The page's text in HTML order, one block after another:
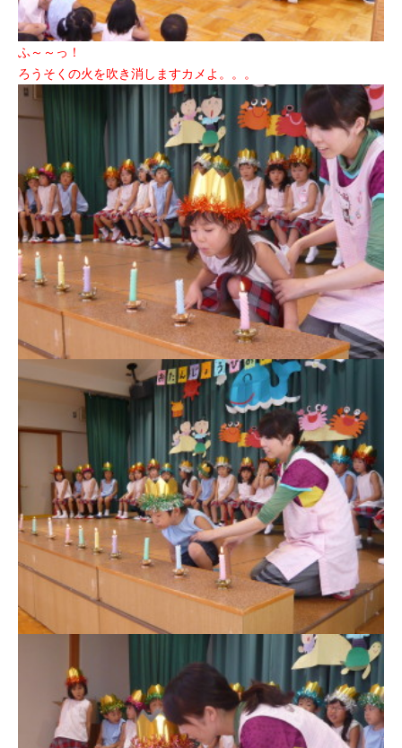
ふ～～っ！
ろうそくの火を吹き消しますカメよ。。。